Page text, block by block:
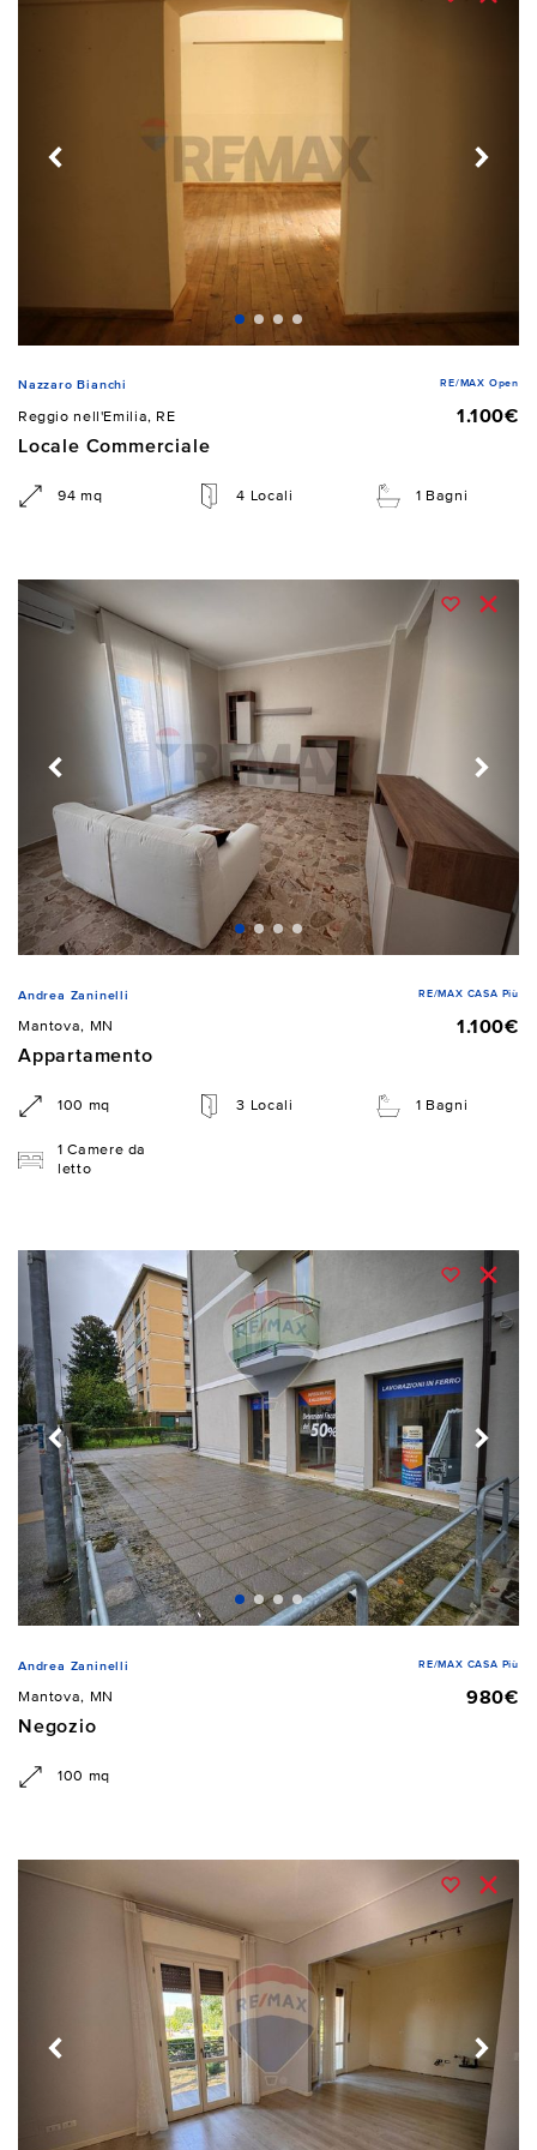
Nazzaro Bianchi RE/MAX Open
Reggio nell'Emilia, RE
1.100€
Locale Commerciale
94 mq 4 Locali 1 Bagni
Andrea Zaninelli RE/MAX CASA Più
Mantova, MN
1.100€
Appartamento
100 mq 3 Locali 1 Bagni
1 Camere da
letto
Andrea Zaninelli RE/MAX CASA Più
Mantova, MN
980€
Negozio
100 mq